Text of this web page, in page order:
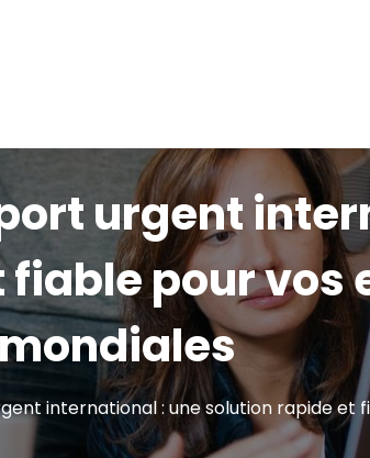
urgent
pour vos
international : une solution rapide et